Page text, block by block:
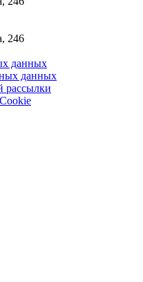
246
данных
данных
рассылки